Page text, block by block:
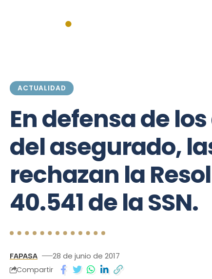
ACTUALIDAD
En defensa de
del asegurado,
rechazan la
40.541 de la SSN.
FAPASA 28 de junio de 2017
Compartir